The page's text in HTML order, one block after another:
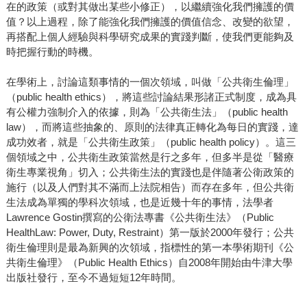
在的政策（或對其做出某些小修正），以繼續強化我們擁護的價
值？以上過程，除了能強化我們擁護的價值信念、改變的欲望，
再搭配上個人經驗與科學研究成果的實踐判斷，使我們更能夠及
時把握行動的時機。
在學術上，討論這類事情的一個次領域，叫做「公共衛生倫理」
（public health ethics），將這些討論結果形諸正式制度，成為具
有公權力強制介入的依據，則為「公共衛生法」（public health
law），而將這些抽象的、原則的法律真正轉化為每日的實踐，達
成功效者，就是「公共衛生政策」（public health policy）。這三
個領域之中，公共衛生政策當然是行之多年，但多半是從「醫療
衛生專業視角」切入；公共衛生法的實踐也是伴隨著公衛政策的
施行（以及人們對其不滿而上法院相告）而存在多年，但公共衛
生法成為單獨的學科次領域，也是近幾十年的事情，法學者
Lawrence Gostin撰寫的公衛法專書《公共衛生法》（Public
HealthLaw: Power, Duty, Restraint）第一版於2000年發行；公共
衛生倫理則是最為新興的次領域，指標性的第一本學術期刊《公
共衛生倫理》（Public Health Ethics）自2008年開始由牛津大學
出版社發行，至今不過短短12年時間。